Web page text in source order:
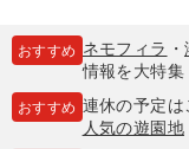
おすすめ ネモフィラ ・
情報を大特集
おすすめ 連休の予定
人気の遊園地